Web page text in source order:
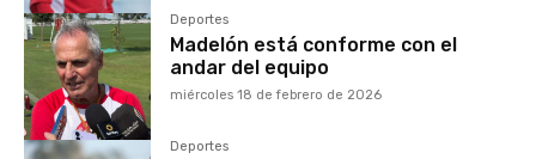
Deportes
Madelón está conforme con el
andar del equipo
miércoles 18 de febrero de 2026
Deportes